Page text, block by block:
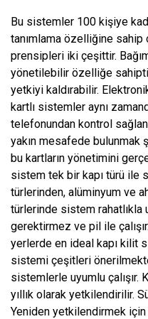
Bu sistemler 100 kişiye
tanımlama özelliğine sahip
prensipleri iki çeşittir.
yönetilebilir özelliğe
yetkiyi kaldırabilir.
kartlı sistemler aynı
telefonundan kontrol
yakın mesafede bulunmak
bu kartların yönetimini
sistem tek bir kapı türü ile
türlerinden, alüminyum ve
türlerinde sistem rahatlıkla
gerektirmez ve pil ile
yerlerde en ideal kapı kilit
sistemi çeşitleri
sistemlerle uyumlu çalışır.
yıllık olarak yetkilendirilir.
Yeniden yetkilendirmek